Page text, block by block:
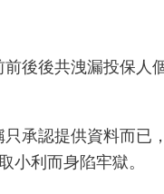
前後後共洩漏投保人
承認提供資料而已
小利而身陷牢獄。